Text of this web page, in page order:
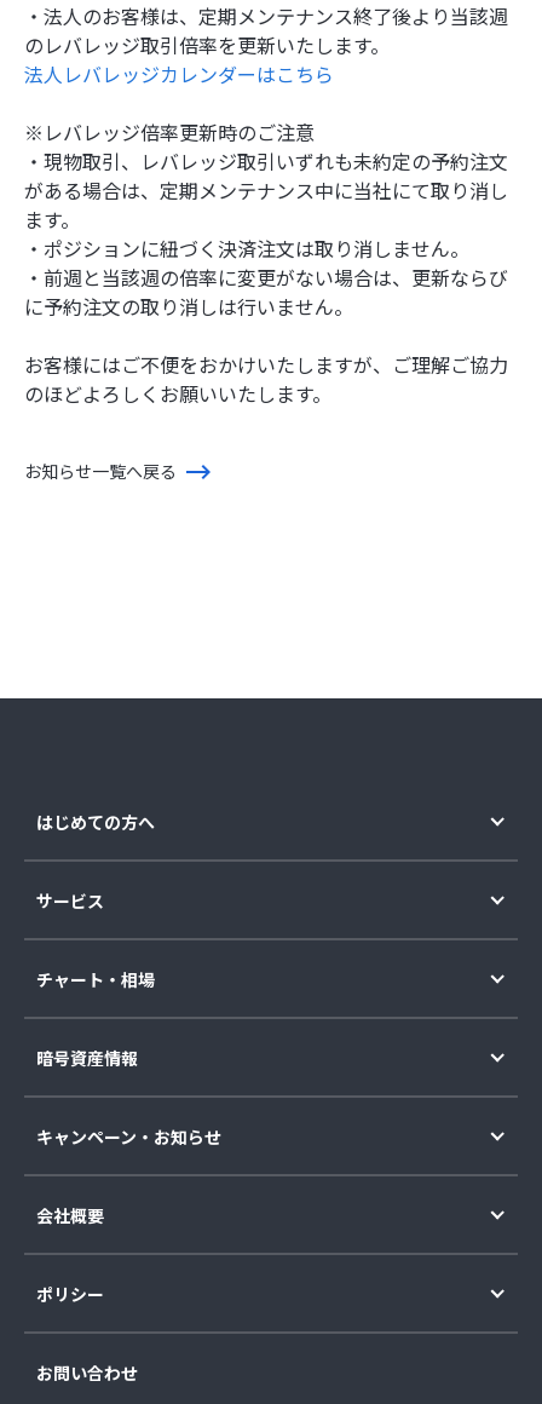
・法人のお客様は、定期メンテナンス終了後より当該週
のレバレッジ取引倍率を更新いたします。
法人レバレッジカレンダーはこちら
※レバレッジ倍率更新時のご注意
・現物取引、レバレッジ取引いずれも未約定の予約注文
がある場合は、定期メンテナンス中に当社にて取り消し
ます。
・ポジションに紐づく決済注文は取り消しません。
・前週と当該週の倍率に変更がない場合は、更新ならび
に予約注文の取り消しは行いません。
お客様にはご不便をおかけいたしますが、ご理解ご協力
のほどよろしくお願いいたします。
お知らせ一覧へ戻る
はじめての方へ
サービス
チャート・相場
暗号資産情報
キャンペーン・お知らせ
会社概要
ポリシー
お問い合わせ